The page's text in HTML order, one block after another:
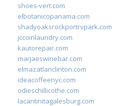
shoes-vert.com
elbotanicopanama.com
shadyoaksrockportrvpark.com
jccoinlaundry.com
kautorepair.com
marjaeswinebar.com
elmazatlanclinton.com
ideacoffeenyc.com
odieschillicothe.com
lacantinitagalesburg.com